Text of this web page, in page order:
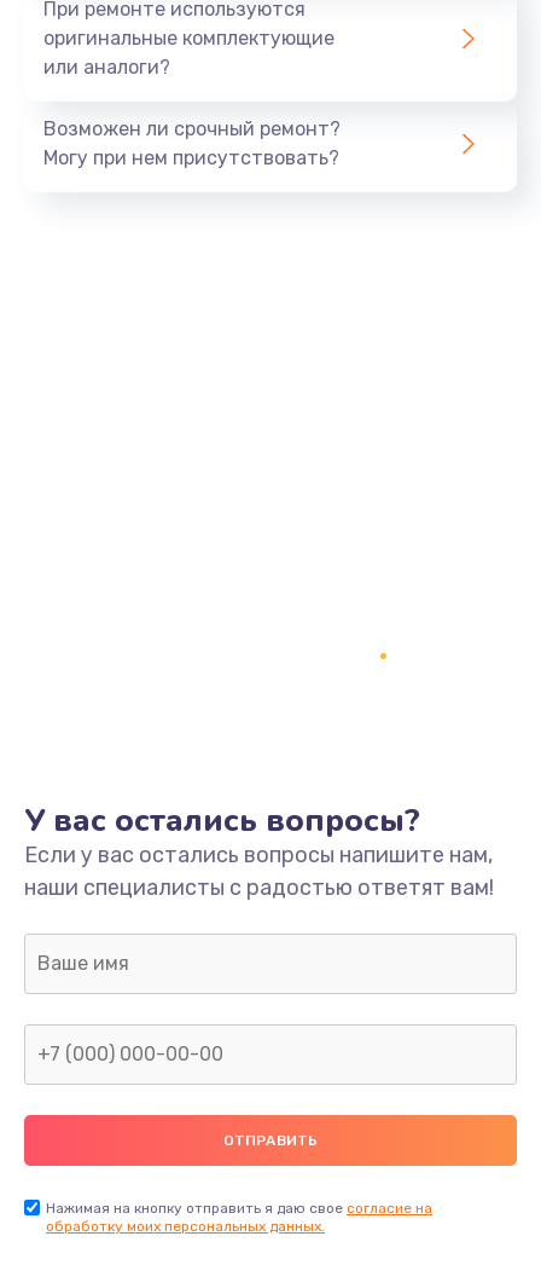
При ремонте используются
оригинальные комплектующие
или аналоги?
Возможен ли срочный ремонт?
Могу при нем присутствовать?
У вас остались вопросы?
Если у вас остались вопросы напишите нам,
наши специалисты с радостью ответят вам!
Нажимая на кнопку отправить я даю свое согласие на
обработку моих персональных данных.